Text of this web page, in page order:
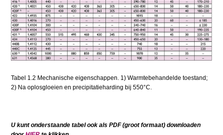
Tabel 1.2 Mechanische eigenschappen. 1) Warmtebehandelde toestand;
2) Na oplosgloeien en precipitatieharding bij 550°C.
U kunt onderstaande tabel ook als PDF (groot formaat) downloaden